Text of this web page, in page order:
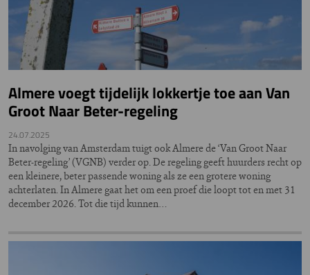
Almere voegt tijdelijk lokkertje toe aan Van
Groot Naar Beter-regeling
24.07.2025
In navolging van Amsterdam tuigt ook Almere de ‘Van Groot Naar
Beter-regeling’ (VGNB) verder op. De regeling geeft huurders recht op
een kleinere, beter passende woning als ze een grotere woning
achterlaten. In Almere gaat het om een proef die loopt tot en met 31
december 2026. Tot die tijd kunnen…